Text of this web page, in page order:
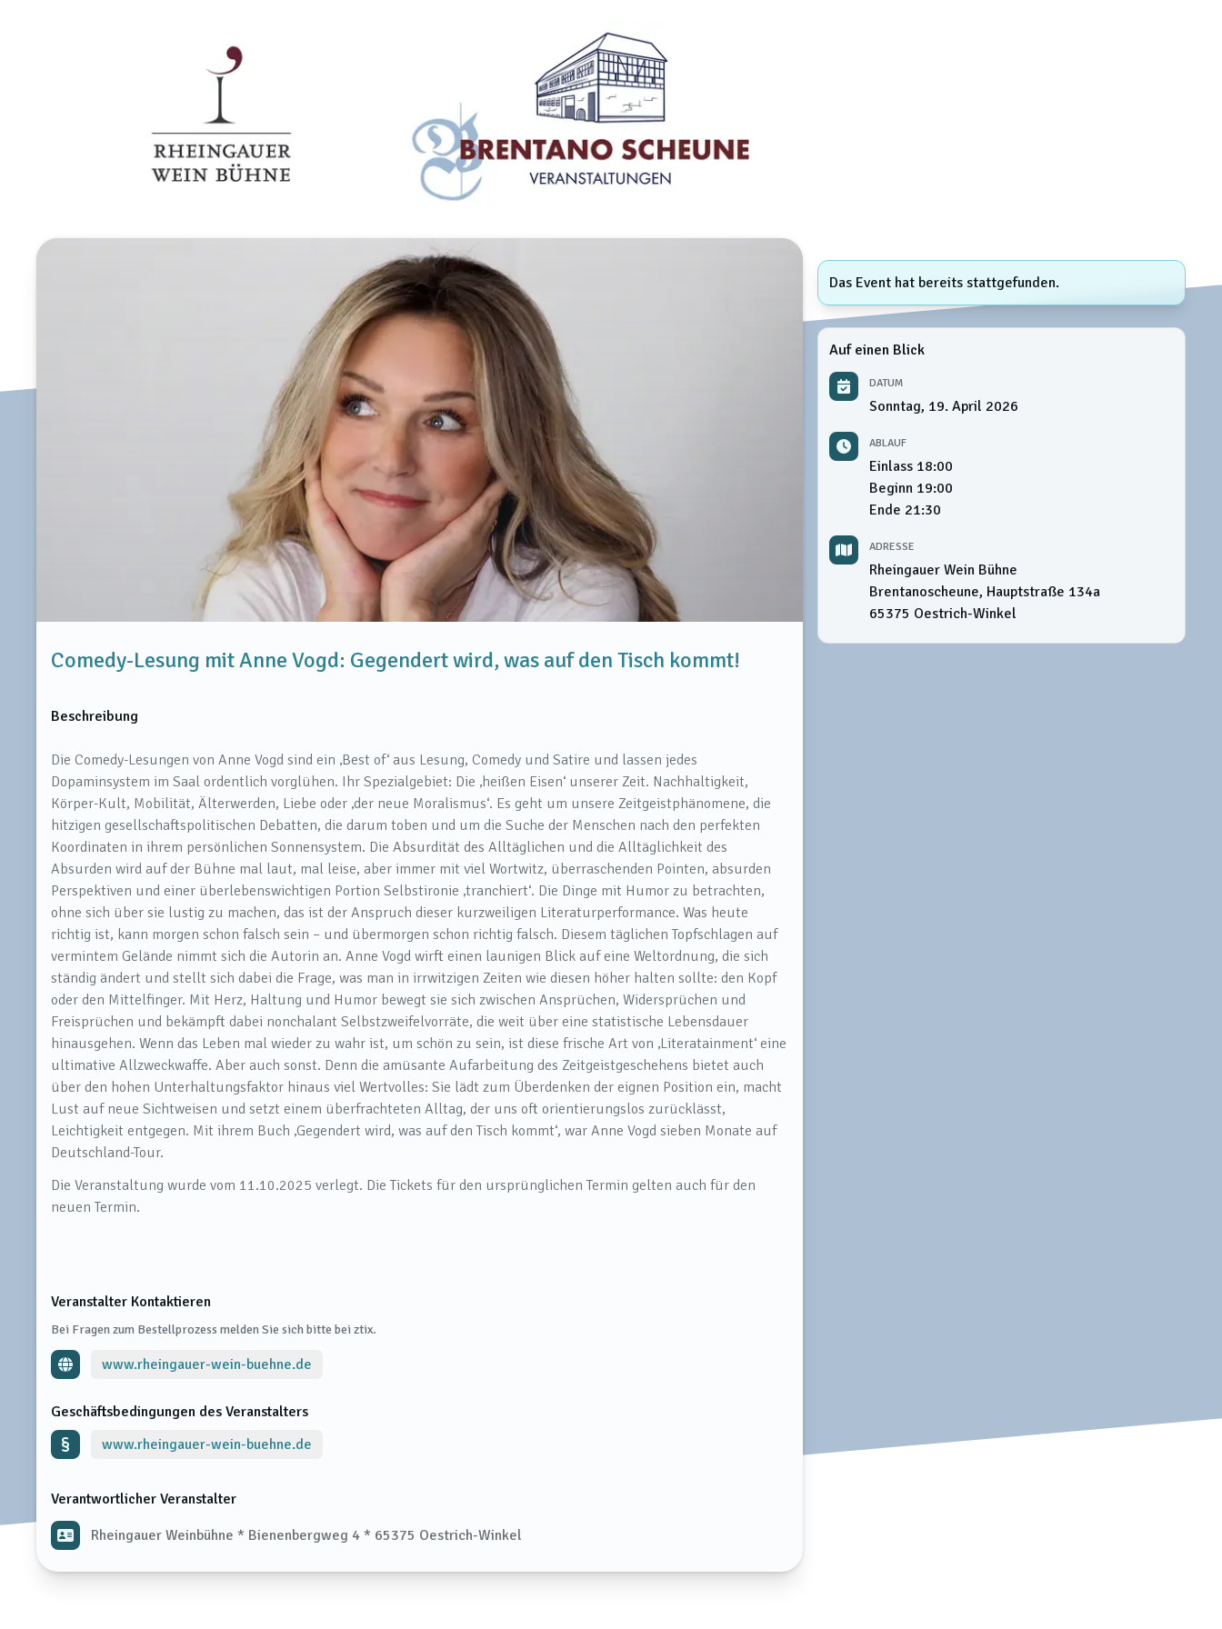
Comedy-Lesung mit Anne Vogd: Gegendert wird, was auf den Tisch kommt!
Beschreibung
Die Comedy-Lesungen von Anne Vogd sind ein ‚Best of‘ aus Lesung, Comedy und Satire und lassen jedes
Dopaminsystem im Saal ordentlich vorglühen. Ihr Spezialgebiet: Die ‚heißen Eisen‘ unserer Zeit. Nachhaltigkeit,
Körper-Kult, Mobilität, Älterwerden, Liebe oder ‚der neue Moralismus‘. Es geht um unsere Zeitgeistphänomene, die
hitzigen gesellschaftspolitischen Debatten, die darum toben und um die Suche der Menschen nach den perfekten
Koordinaten in ihrem persönlichen Sonnensystem. Die Absurdität des Alltäglichen und die Alltäglichkeit des
Absurden wird auf der Bühne mal laut, mal leise, aber immer mit viel Wortwitz, überraschenden Pointen, absurden
Perspektiven und einer überlebenswichtigen Portion Selbstironie ‚tranchiert‘. Die Dinge mit Humor zu betrachten,
ohne sich über sie lustig zu machen, das ist der Anspruch dieser kurzweiligen Literaturperformance. Was heute
richtig ist, kann morgen schon falsch sein – und übermorgen schon richtig falsch. Diesem täglichen Topfschlagen auf
vermintem Gelände nimmt sich die Autorin an. Anne Vogd wirft einen launigen Blick auf eine Weltordnung, die sich
ständig ändert und stellt sich dabei die Frage, was man in irrwitzigen Zeiten wie diesen höher halten sollte: den Kopf
oder den Mittelfinger. Mit Herz, Haltung und Humor bewegt sie sich zwischen Ansprüchen, Widersprüchen und
Freisprüchen und bekämpft dabei nonchalant Selbstzweifelvorräte, die weit über eine statistische Lebensdauer
hinausgehen. Wenn das Leben mal wieder zu wahr ist, um schön zu sein, ist diese frische Art von ‚Literatainment‘ eine
ultimative Allzweckwaffe. Aber auch sonst. Denn die amüsante Aufarbeitung des Zeitgeistgeschehens bietet auch
über den hohen Unterhaltungsfaktor hinaus viel Wertvolles: Sie lädt zum Überdenken der eignen Position ein, macht
Lust auf neue Sichtweisen und setzt einem überfrachteten Alltag, der uns oft orientierungslos zurücklässt,
Leichtigkeit entgegen. Mit ihrem Buch ‚Gegendert wird, was auf den Tisch kommt‘, war Anne Vogd sieben Monate auf
Deutschland-Tour.
Die Veranstaltung wurde vom 11.10.2025 verlegt. Die Tickets für den ursprünglichen Termin gelten auch für den
neuen Termin.
Veranstalter Kontaktieren
Bei Fragen zum Bestellprozess melden Sie sich bitte bei ztix.
www.rheingauer-wein-buehne.de
Geschäftsbedingungen des Veranstalters
www.rheingauer-wein-buehne.de
Verantwortlicher Veranstalter
Rheingauer Weinbühne * Bienenbergweg 4 * 65375 Oestrich-Winkel
Das Event hat bereits stattgefunden.
Auf einen Blick
DATUM
Sonntag, 19. April 2026
ABLAUF
Einlass 18:00
Beginn 19:00
Ende 21:30
ADRESSE
Rheingauer Wein Bühne
Brentanoscheune, Hauptstraße 134a
65375 Oestrich-Winkel